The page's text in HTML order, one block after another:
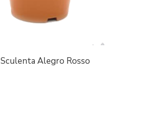
Sculenta Alegro Rosso